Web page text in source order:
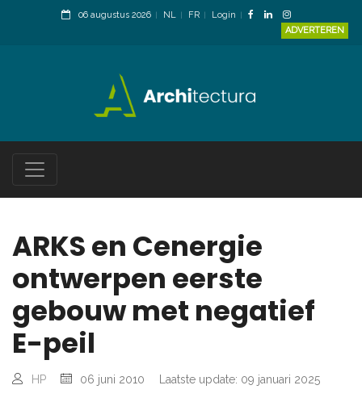
06 augustus 2026 NL FR
Login
ADVERTEREN
ARKS en Cenergie
ontwerpen eerste
gebouw met negatief
E-peil
HP 06 juni 2010 Laatste update: 09 januari 2025